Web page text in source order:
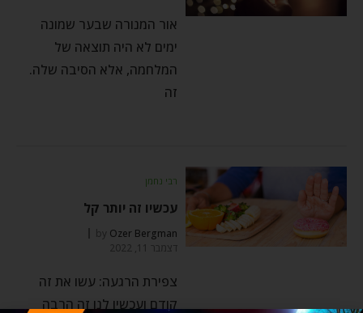
אור המנורה שבער שמונה
ימים לא היה תוצאה של
המלחמה, אלא הסיבה שלה.
זה
רבי נחמן
עכשיו זה יותר קל
by Ozer Bergman
דצמבר 11, 2022
צפירת הרגעה: עשו את זה
קודם ועכשיו לנו זה הרבה